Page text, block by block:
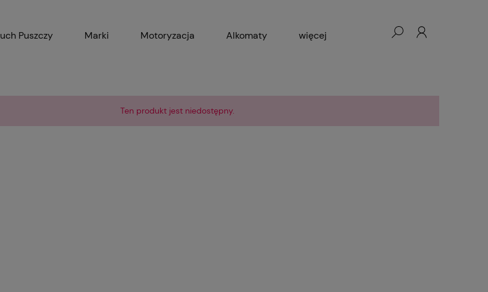
Puszczy Marki Motoryzacja Alkomaty więcej
Ten produkt jest niedostępny.